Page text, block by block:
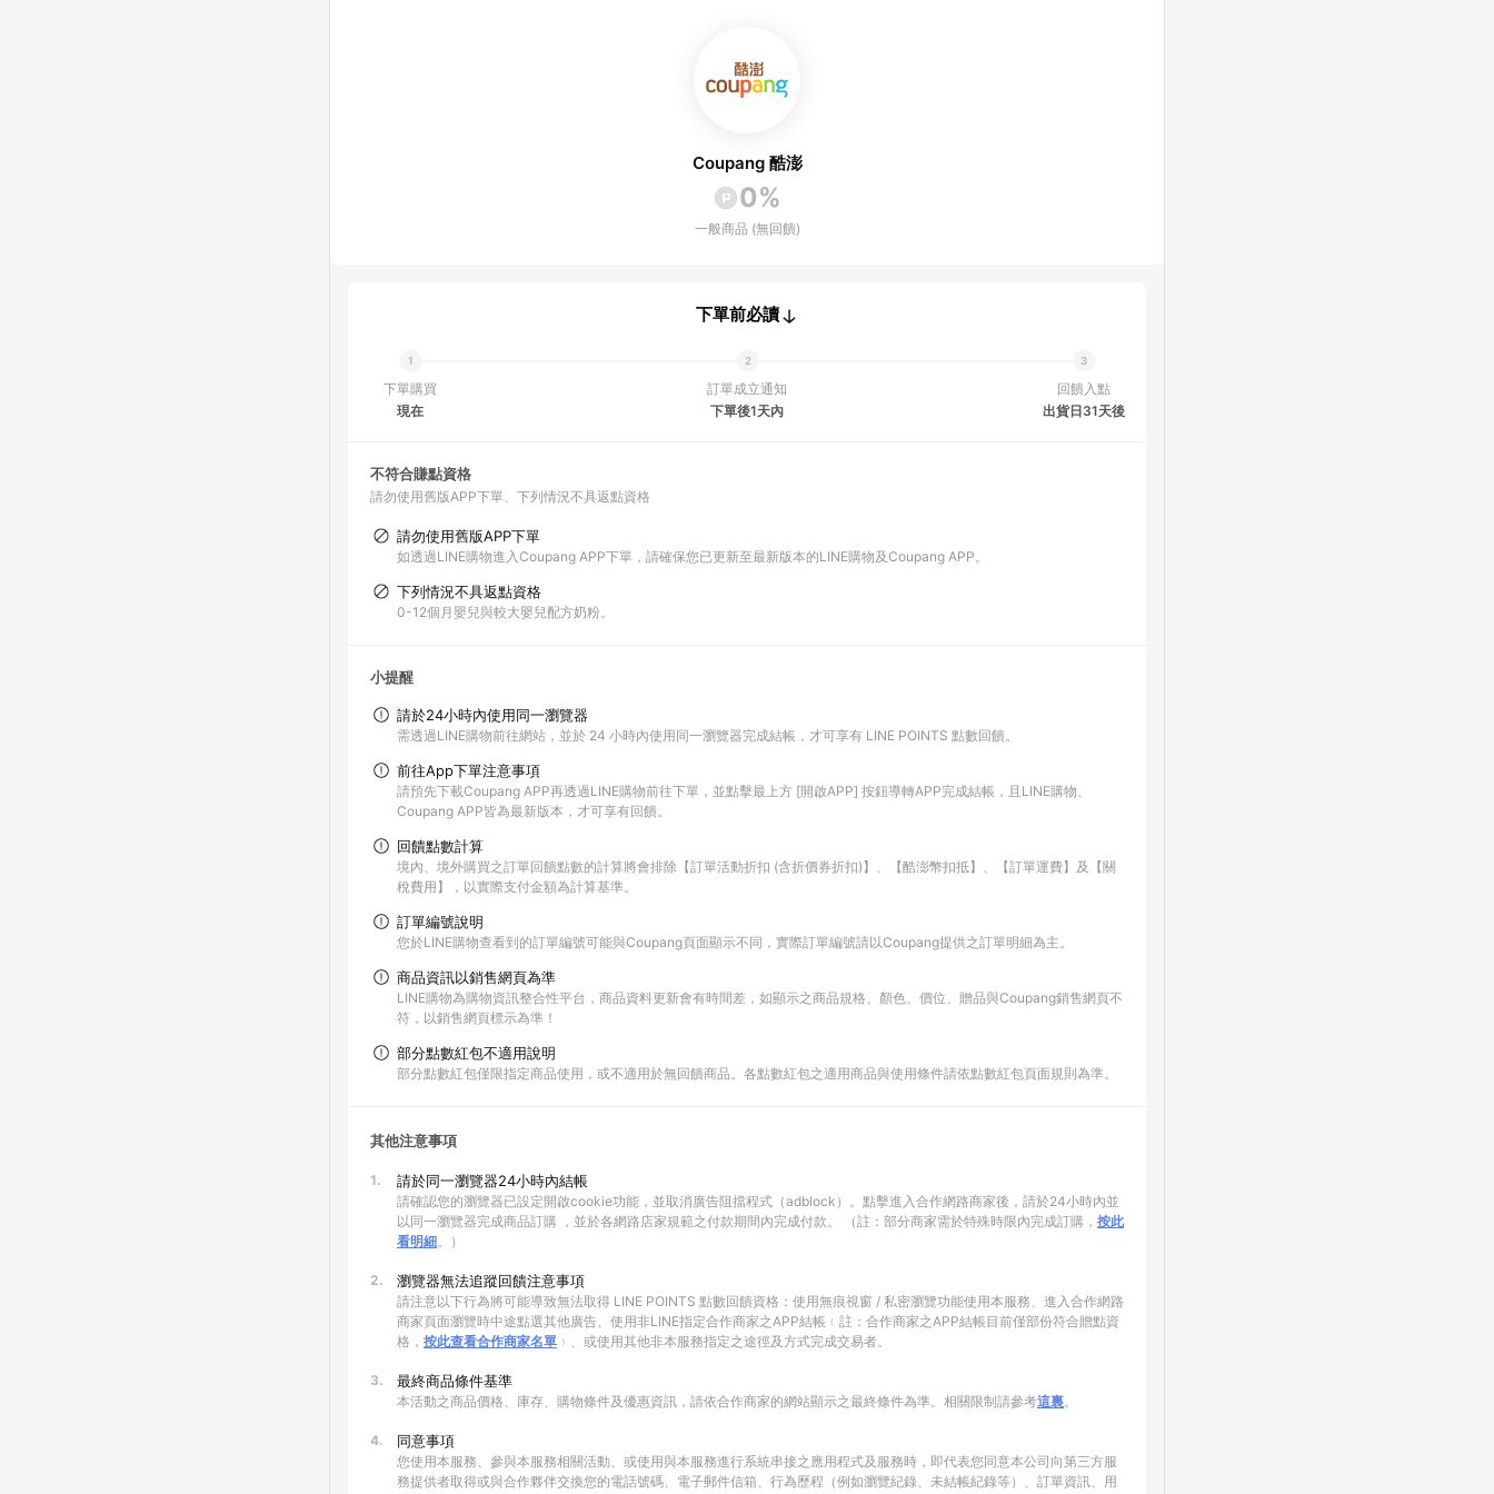
Coupang 酷澎
0%
一般商品 (無回饋)
下單前必讀
下單購買
現在
訂單成立通知
下單後1天內
回饋入點
出貨日31天後
不符合賺點資格
請勿使用舊版APP下單 下列情況不具返點資格
請勿使用舊版APP下單
如透過LINE購物進入Coupang APP下單，請確保您已更新至最新版本的LINE購物及Coupang APP。
下列情況不具返點資格
0-12個月嬰兒與較大嬰兒配方奶粉。
小提醒
請於24小時內使用同一瀏覽器
需透過LINE購物前往網站，並於 24 小時內使用同一瀏覽器完成結帳，才可享有 LINE POINTS 點數回饋。
前往App下單注意事項
請預先下載Coupang APP再透過LINE購物前往下單，並點擊最上方 [開啟APP] 按鈕導轉APP完成結帳，且LINE購物、
Coupang APP皆為最新版本，才可享有回饋。
回饋點數計算
境內、境外購買之訂單回饋點數的計算將會排除【訂單活動折扣 (含折價券折扣)】、【酷澎幣扣抵】、【訂單運費】及【關
稅費用】，以實際支付金額為計算基準。
訂單編號說明
您於LINE購物查看到的訂單編號可能與Coupang頁面顯示不同，實際訂單編號請以Coupang提供之訂單明細為主。
商品資訊以銷售網頁為準
LINE購物為購物資訊整合性平台，商品資料更新會有時間差，如顯示之商品規格、顏色、價位、贈品與Coupang銷售網頁不
符，以銷售網頁標示為準！
部分點數紅包不適用說明
部分點數紅包僅限指定商品使用，或不適用於無回饋商品。各點數紅包之適用商品與使用條件請依點數紅包頁面規則為準。
其他注意事項
1. 請於同一瀏覽器24小時內結帳
請確認您的瀏覽器已設定開啟cookie功能，並取消廣告阻擋程式（adblock）。點擊進入合作網路商家後，請於24小時內並
以同一瀏覽器完成商品訂購 ，並於各網路店家規範之付款期間內完成付款。 （註：部分商家需於特殊時限內完成訂購， 按此
看明細。）
2. 瀏覽器無法追蹤回饋注意事項
請注意以下行為將可能導致無法取得 LINE POINTS 點數回饋資格：使用無痕視窗 / 私密瀏覽功能使用本服務、進入合作網路
商家頁面瀏覽時中途點選其他廣告、使用非LINE指定合作商家之APP結帳﹙註：合作商家之APP結帳目前僅部份符合贈點資
格， 按此查看合作商家名單 ﹚、或使用其他非本服務指定之途徑及方式完成交易者。
3. 最終商品條件基準
本活動之商品價格、庫存、購物條件及優惠資訊，請依合作商家的網站顯示之最終條件為準。相關限制請參考這裏。
4. 同意事項
您使用本服務、參與本服務相關活動、或使用與本服務進行系統串接之應用程式及服務時，即代表您同意本公司向第三方服
務提供者取得或與合作夥伴交換您的電話號碼、電子郵件信箱、行為歷程（例如瀏覽紀錄、未結帳紀錄等）、訂單資訊、用